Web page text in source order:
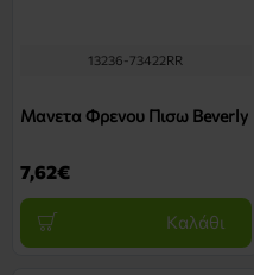
13236-73422RR
Μανετα Φρενου Πισω Beverly
7,62€
Καλάθι